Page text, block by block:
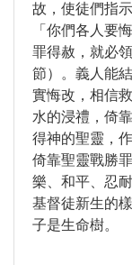
故，使徒們指
「你們各人要
罪得赦，就必
節）。義人能
實悔改，相信
水的浸禮，倚
得神的聖靈，
倚靠聖靈戰勝
樂、和平、忍
基督徒新生的
子是生命樹。